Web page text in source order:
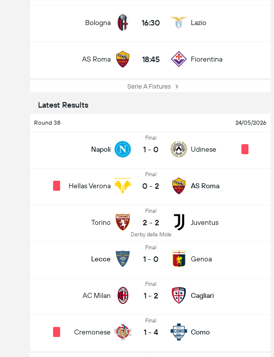
Bologna 16:30 Lazio
AS Roma 18:45 Fiorentina
Serie A Fixtures
Latest Results
Round 38 24/05/2026
Napoli
Final
1 - 0 Udinese
Hellas Verona
Final
0 - 2 AS Roma
Torino
Final
2 - 2
Derby della Mole
Juventus
Lecce
Final
1 - 0 Genoa
AC Milan
Final
1 - 2 Cagliari
Cremonese
Final
1 - 4 Como